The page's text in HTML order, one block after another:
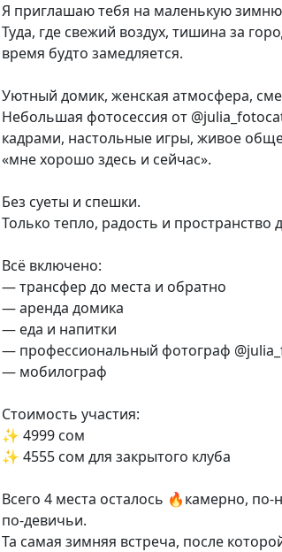
Я приглашаю тебя на маленькую
Туда, где свежий воздух, тишина за
время будто замедляется.
Уютный домик, женская атмосфера,
Небольшая фотосессия от
кадрами, настольные игры, живое
«мне хорошо здесь и сейчас».
Без суеты и спешки.
Только тепло, радость и
Всё включено:
— трансфер до места и обратно
— аренда домика
— еда и напитки
— профессиональный фотограф
— мобилограф
Стоимость участия:
✨ 4999 сом
✨ 4555 сом для закрытого клуба
Всего 4 места осталось 🔥камерно,
по-девичьи.
Та самая зимняя встреча, после